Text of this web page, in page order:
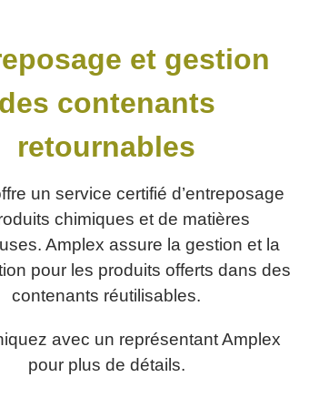
et gestion
des contenants
retournables
un service certifié d’entreposage
chimiques et de matières
Amplex assure la gestion et la
pour les produits offerts dans des
contenants réutilisables.
avec un représentant Amplex
pour plus de détails.